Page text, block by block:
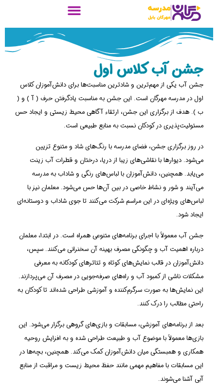
جشن آب کلاس اول
جشن آب یکی از مهم‌ترین و شادترین مناسبت‌ها برای دانش‌آموزان کلاس
اول در مدرسه مهرگان است. این جشن به مناسبت یادگرفتن حرف ( آ ) و (
ب ). هدف از برگزاری این جشن، ارتقاء آگاهی محیط زیستی و ایجاد حس
مسئولیت‌پذیری در کودکان نسبت به منابع طبیعی است.
در روز برگزاری جشن، فضای مدرسه با رنگ‌های شاد و متنوع تزیین
می‌شود. دیوارها با نقاشی‌های زیبا از دریا، درختان و قطرات آب زینت
می‌یابد. همچنین، دانش‌آموزان با لباس‌های رنگی و شاداب به مدرسه
می‌آیند و شور و نشاط خاصی در بین آن‌ها حس می‌شود. معلمان نیز با
لباس‌های ویژه‌ای در این مراسم شرکت می‌کنند تا جوی شاداب و دوستانه‌ای
ایجاد شود.
جشن آب معمولاً با اجرای برنامه‌های متنوعی همراه است. در ابتدا، معلمان
درباره اهمیت آب و چگونگی مصرف بهینه آن سخنرانی می‌کنند. سپس،
دانش‌آموزان در قالب نمایش‌های کوتاه و تئاترهای کودکانه به معرفی
مشکلات ناشی از کمبود آب و راه‌های صرفه‌جویی در مصرف آن می‌پردازند.
این نمایش‌ها به صورت سرگرم‌کننده و آموزشی طراحی شده‌اند تا کودکان به
راحتی مطالب را درک کنند.
بعد از برنامه‌های آموزشی، مسابقات و بازی‌های گروهی برگزار می‌شود. این
بازی‌ها معمولاً با موضوع آب و طبیعت طراحی شده و به افزایش روحیه
همکاری و همبستگی میان دانش‌آموزان کمک می‌کند. همچنین، بچه‌ها در
این مسابقات با مفاهیم مهمی مانند حفظ محیط زیست و مراقبت از منابع
آبی آشنا می‌شوند.